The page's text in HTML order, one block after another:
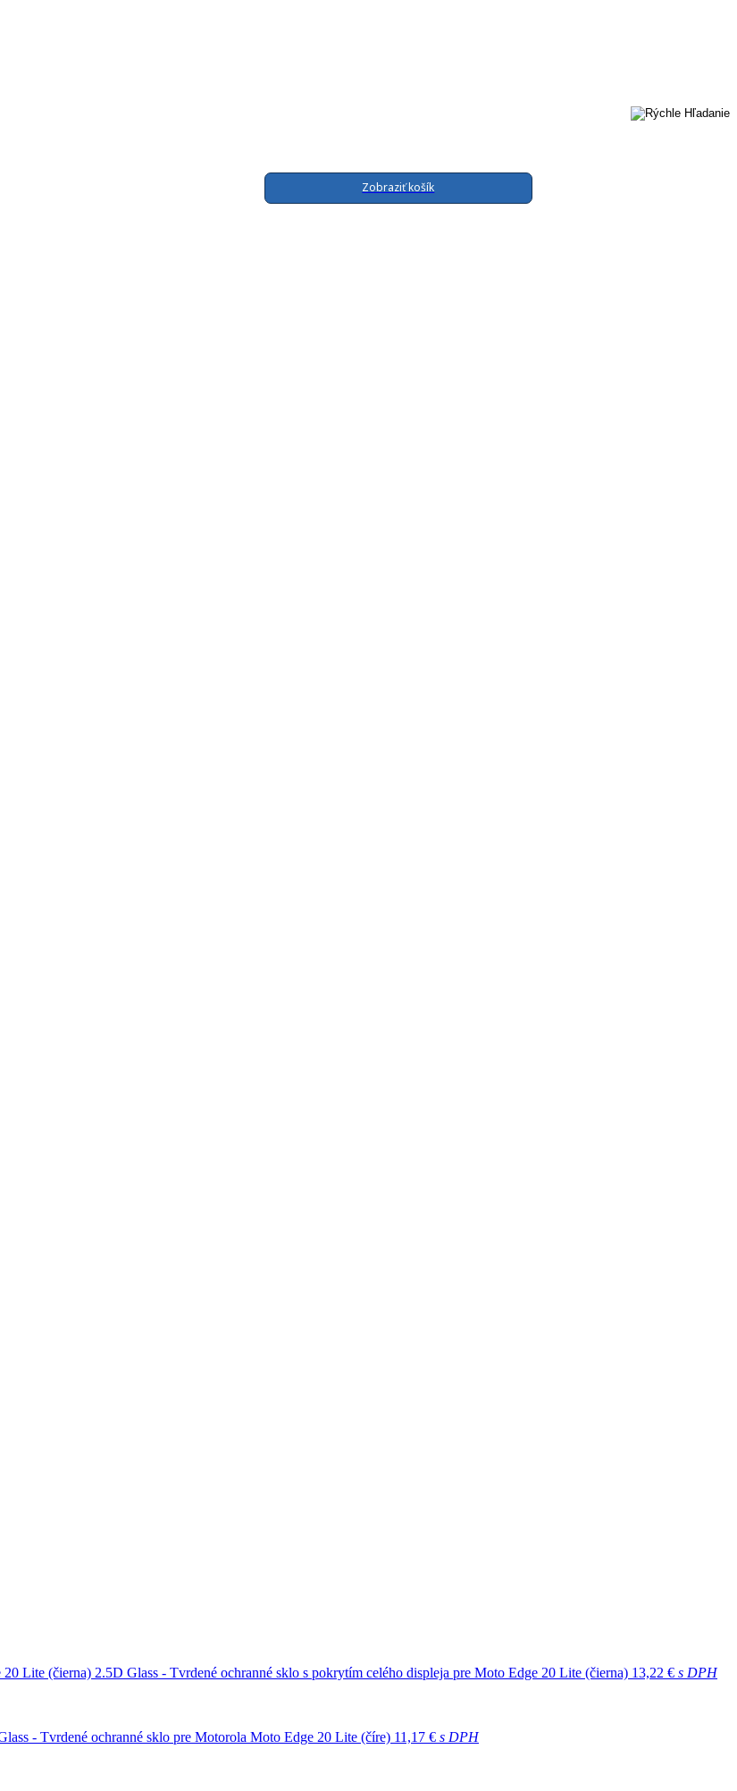
Zobraziť košík
2.5D Glass - Tvrdené ochranné sklo s pokrytím celého displeja pre Moto Edge 20 Lite (čierna) 13,22 € s DPH
- Tvrdené ochranné sklo pre Motorola Moto Edge 20 Lite (číre) 11,17 € s DPH